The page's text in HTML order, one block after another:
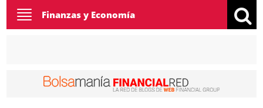
Toggle
navigation
Finanzas y Economía